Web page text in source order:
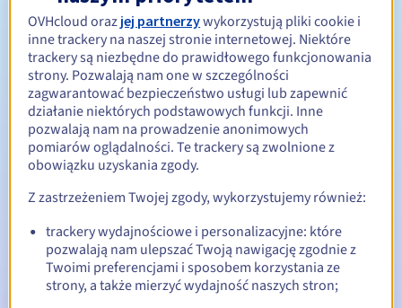
Okres odnowienia Od 1 do 10 lat
Okres wykupu
Automatyczne powiadomienia:
E-maile ostrzegawcze:60, 30, 15, 7 i 3 dni przed datą
E-mail w dniu wygaśnięciapowiadamiający o zawieszeniu
nazwy domeny
OVHcloud oraz jej partnerzywykorzystują pliki cookie i
inne trackery na naszej stronie internetowej. Niektóre
trackery są niezbędne do prawidłowego funkcjonowania
strony. Pozwalają nam one w szczególności
zagwarantować bezpieczeństwo usługi lub zapewnić
działanie niektórych podstawowych funkcji. Inne
pozwalają nam na prowadzenie anonimowych
pomiarów oglądalności. Te trackery są zwolnione z
obowiązku uzyskania zgody.
Z zastrzeżeniem Twojej zgody, wykorzystujemy również:
trackery wydajnościowe i personalizacyjne: które
pozwalają nam ulepszać Twoją nawigację zgodnie z
Twoimi preferencjami i sposobem korzystania ze
strony, a także mierzyć wydajność naszych stron;